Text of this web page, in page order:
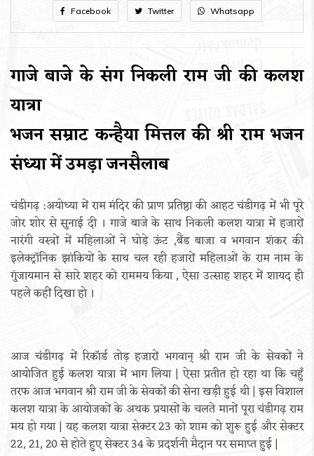
Facebook Twitter Whatsapp
गाजे बाजे के संग निकली राम जी की कलश
यात्रा
भजन सम्राट कन्हैया मित्तल की श्री राम भजन
संध्या में उमड़ा जनसैलाब
चंडीगढ़ :अयोध्या में राम मंदिर की प्राण प्रतिष्ठा की आहट चंडीगढ़ में भी पूरे
जोर शोर से सुनाई दी । गाजे बाजे के साथ निकली कलश यात्रा में हजारों
नारंगी वस्त्रों में महिलाओं ने घोड़े ऊंट ,बैंड बाजा व भगवान शंकर की
इलेक्ट्रॉनिक झांकियों के साथ चल रही हजारों महिलाओं के राम नाम के
गुंजायमान से सारे शहर को राममय किया , ऐसा उत्साह शहर में शायद ही
पहले कहीं दिखा हो ।
आज चंडीगढ़ में रिकॉर्ड तोड़ हजारों भगवान् श्री राम जी के सेवकों ने
आयोजित हुई कलश यात्रा में भाग लिया | ऐसा प्रतीत हो रहा था कि चहुँ
तरफ आज भगवान श्री राम जी के सेवकों की सेना खड़ी हुई थी | इस विशाल
कलश यात्रा के आयोजकों के अथक प्रयासों के चलते मानों पूरा चंडीगढ़ राम
मय हो गया | यह कलश यात्रा सेक्टर 23 को शाम को शुरू हुई और सेक्टर
22, 21, 20 से होते हुए सेक्टर 34 के प्रदर्शनी मैदान पर समाप्त हुई |